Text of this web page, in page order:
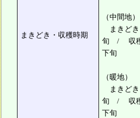
まきどき・収穫時期
（中間地）
まきどき
旬 / 収穫
下旬
（暖地）
まきど
旬 / 収穫
下旬